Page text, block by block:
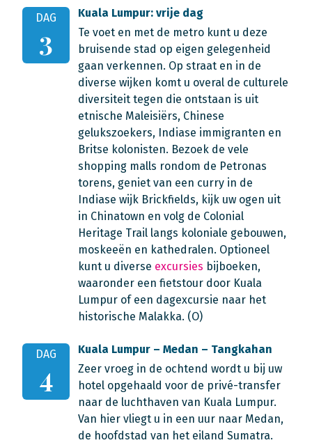
DAG
3
Kuala Lumpur: vrije dag
Te voet en met de metro kunt u deze
bruisende stad op eigen gelegenheid
gaan verkennen. Op straat en in de
diverse wijken komt u overal de culturele
diversiteit tegen die ontstaan is uit
etnische Maleisiërs, Chinese
gelukszoekers, Indiase immigranten en
Britse kolonisten. Bezoek de vele
shopping malls rondom de Petronas
torens, geniet van een curry in de
Indiase wijk Brickfields, kijk uw ogen uit
in Chinatown en volg de Colonial
Heritage Trail langs koloniale gebouwen,
moskeeën en kathedralen. Optioneel
kunt u diverse excursies bijboeken,
waaronder een fietstour door Kuala
Lumpur of een dagexcursie naar het
historische Malakka. (O)
DAG
4
Kuala Lumpur – Medan – Tangkahan
Zeer vroeg in de ochtend wordt u bij uw
hotel opgehaald voor de privé-transfer
naar de luchthaven van Kuala Lumpur.
Van hier vliegt u in een uur naar Medan,
de hoofdstad van het eiland Sumatra.